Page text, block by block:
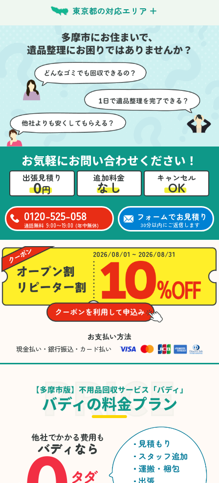
んが手際よく片付けてく
れたので、部屋が驚くほ
どスッキリしました。自
分では手が回らなかった
場所も含め、プロの力を
実感しました。
特に、物が散乱していた
部屋の整理や、細かなア
イテムの仕分けを迅速か
つ丁寧に対応していただ
けたのがありがたかった
です。家族それぞれが必
要なものを確認しながら
進めることができ、安心
できました。さらに、作
業終了後には部屋全体を
清掃していただき、まる
で新しい家のような清潔
よく対応していただき驚
きました。
当日は2名のスタッフが来
てくださり、作業の流れ
や注意点をしっかり説明
していただけたので、こ
ちらも安心感を持って作
業を見守ることができま
した。運び出しの際も、
壁や床を傷つけないよう
に細心の注意を払ってい
ただき、家全体がスムー
ズに片付いていくのがと
業が終わった後には、こ
ちらからお願いしなくて
も部屋を簡単に清掃して
いただけたのも好印象で
した。
サイクル可能なものにつ
いても教えていただき、
今後の片付けにも役立つ
知識が増えました。また
何かあれば、ぜひお願い
したいと思っています。
心のこもったサービスを
ありがとうございまし
た。
東京都の対応エリア
多摩市にお住まいで、
遺品整理にお困りではありませんか？
お気軽にお問い合わせください！
出張見積り
0円
追加料金
なし
キャンセル
OK
0120-525-058
通話無料 9:00〜19:00 (年中無休)
フォームでお見積り
30分以内にご返信します
2026/08/01 ~ 2026/08/31
お支払い方法
現金払い・銀行振込・カード払い
【多摩市版】不用品回収サービス「バディ」
バディの料金プラン
他社でかかる費用も
バディなら
タダ
見積もり
スタッフ追加
運搬・梱包